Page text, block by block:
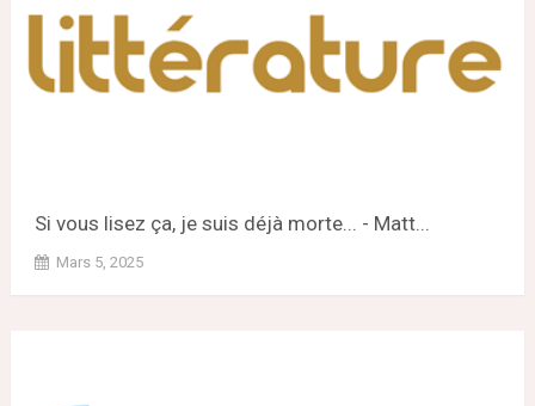
Si vous lisez ça, je suis déjà morte... - Matt...
Mars 5, 2025